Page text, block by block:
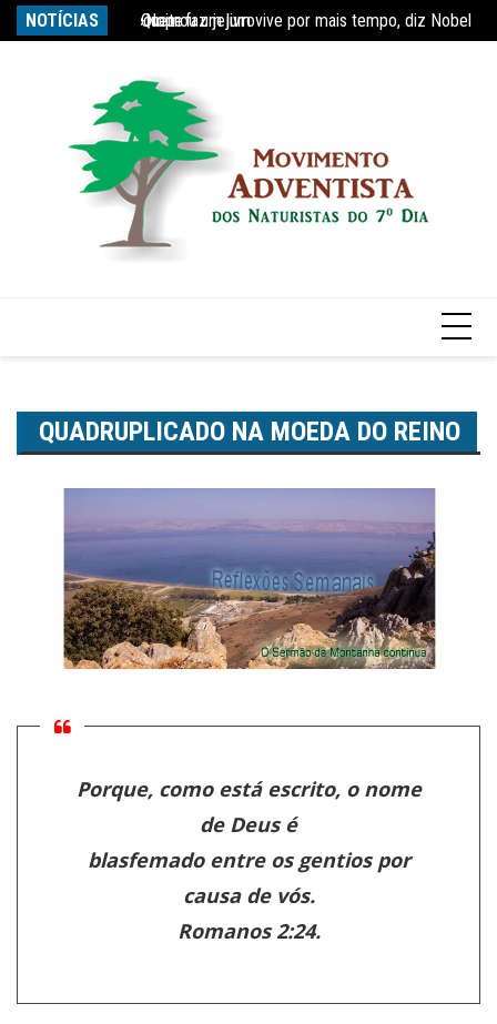
para
NOTÍCIAS Quem faz jejum vive por mais tempo, diz Nobel
Estudo constata que período de faculdade faz
QUADRUPLICADO NA MOEDA DO REINO
Porque, como está escrito, o nome
de Deus é
blasfemado entre os gentios por
causa de vós.
Romanos 2:24.